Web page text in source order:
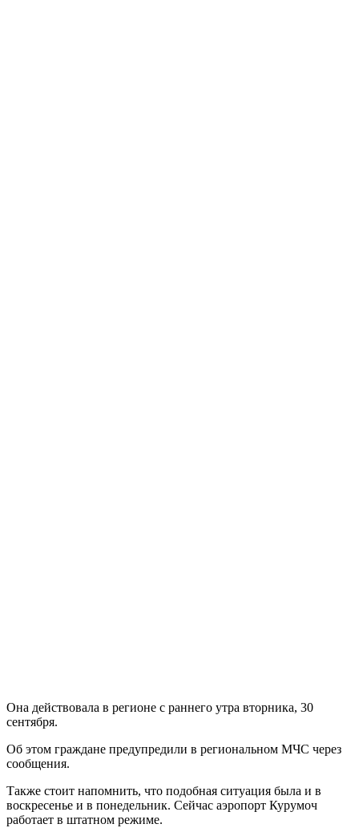
Она действовала в регионе с раннего утра вторника, 30
сентября.
Об этом граждане предупредили в региональном МЧС через
сообщения.
Также стоит напомнить, что подобная ситуация была и в
воскресенье и в понедельник. Сейчас аэропорт Курумоч
работает в штатном режиме.